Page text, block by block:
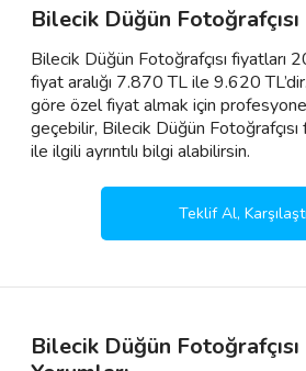
Bilecik Düğün
Bilecik Düğün Fotoğrafçısı fiyatları
fiyat aralığı 7.870 TL ile 9.620
göre özel fiyat almak için
geçebilir, Bilecik Düğün
ile ilgili ayrıntılı bilgi alabilirsin.
Teklif Al,
Bilecik Düğün